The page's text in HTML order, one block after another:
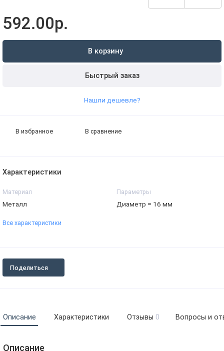
592.00р.
В корзину
Быстрый заказ
Нашли дешевле?
В избранное В сравнение
Характеристики
Материал
Металл
Параметры
Диаметр = 16 мм
Все характеристики
Поделиться
Описание Характеристики Отзывы 0 Вопросы и
Описание